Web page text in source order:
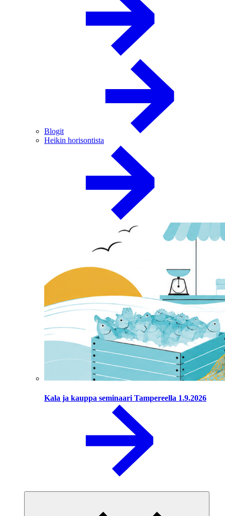
Blogit
Heikin horisontista
Kala ja kauppa seminaari Tampereella 1.9.2026